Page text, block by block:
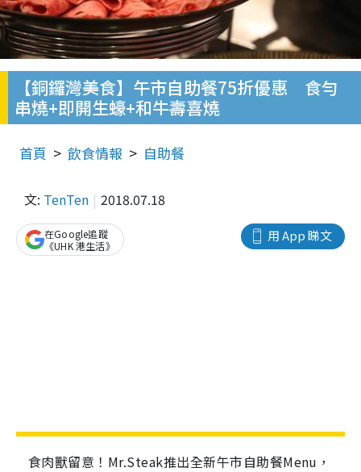
【銅鑼灣美食】午市自助餐75折優惠 食勻
串燒+即開生蠔+和牛壽喜燒
首頁 飲食情報 自助餐
文: TenTen 2018.07.18
用 App 睇文
在Google追蹤
《UHK 港生活》
食肉獸留意！Mr.Steak推出全新午市自助餐Menu，